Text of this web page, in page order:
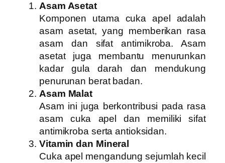
Asam Asetat
Komponen utama cuka apel adalah
asam asetat, yang memberikan rasa
asam dan sifat antimikroba. Asam
asetat juga membantu menurunkan
kadar gula darah dan mendukung
penurunan berat badan.
Asam Malat
Asam ini juga berkontribusi pada rasa
asam cuka apel dan memiliki sifat
antimikroba serta antioksidan.
Vitamin dan Mineral
Cuka apel mengandung sejumlah kecil